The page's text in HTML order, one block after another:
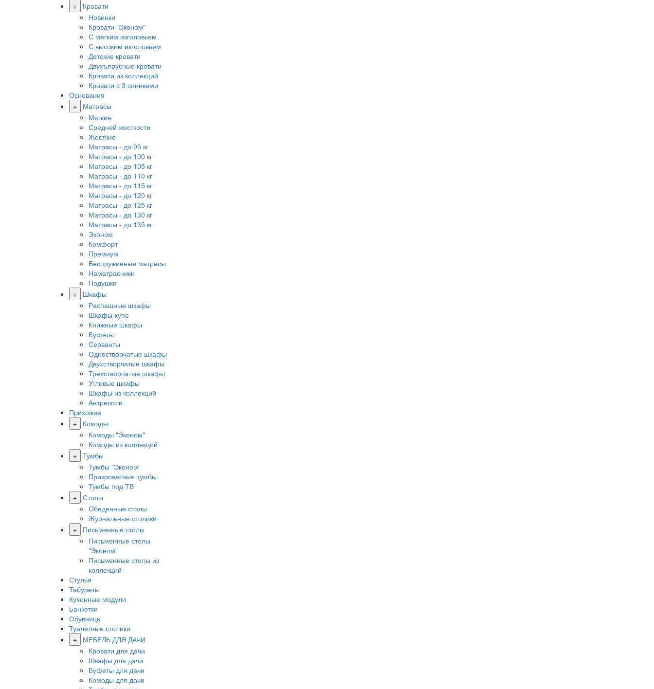
+
Кровати
Новинки
Кровати "Эконом"
С мягким изголовьем
С высоким изголовьем
Детские кровати
Двухъярусные кровати
Кровати из коллекций
Кровати с 3 спинками
Основания
+
Матрасы
Мягкие
Средней жесткости
Жесткие
Матрасы - до 95 кг
Матрасы - до 100 кг
Матрасы - до 105 кг
Матрасы - до 110 кг
Матрасы - до 115 кг
Матрасы - до 120 кг
Матрасы - до 125 кг
Матрасы - до 130 кг
Матрасы - до 135 кг
Эконом
Комфорт
Премиум
Беспружинные матрасы
Наматрасники
Подушки
+
Шкафы
Распашные шкафы
Шкафы-купе
Книжные шкафы
Буфеты
Серванты
Одностворчатые шкафы
Двухстворчатые шкафы
Трехстворчатые шкафы
Угловые шкафы
Шкафы из коллекций
Антресоли
Прихожие
+
Комоды
Комоды "Эконом"
Комоды из коллекций
+ Тумбы
Тумбы "Эконом"
Прикроватные тумбы
Тумбы под ТВ
+ Столы
Обеденные столы
Журнальные столики
+
Письменные столы
Письменные столы
"Эконом"
Письменные столы из
коллекций
Стулья
Табуреты
Кухонные модули
Банкетки
Обувницы
Туалетные столики
+
МЕБЕЛЬ ДЛЯ ДАЧИ
Кровати для дачи
Шкафы для дачи
Буфеты для дачи
Комоды для дачи